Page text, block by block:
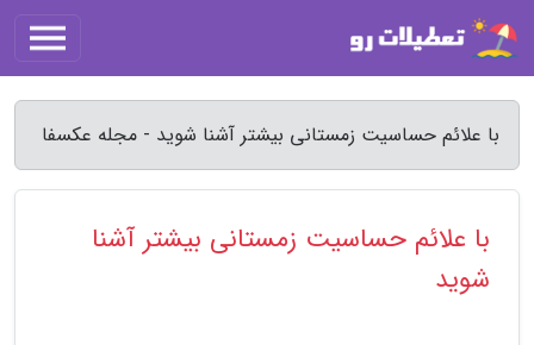
با علائم حساسیت زمستانی بیشتر آشنا شوید - مجله عکسفا
با علائم حساسیت زمستانی بیشتر آشنا
شوید